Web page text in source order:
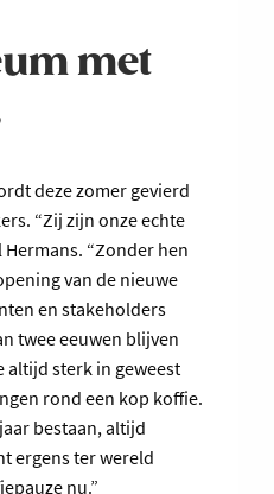
met
deze zomer gevierd
“Zij zijn onze echte
“Zonder hen
van de nieuwe
en stakeholders
twee eeuwen blijven
altijd sterk in geweest
rond een kop koffie.
bestaan, altijd
ergens ter wereld
nu.”